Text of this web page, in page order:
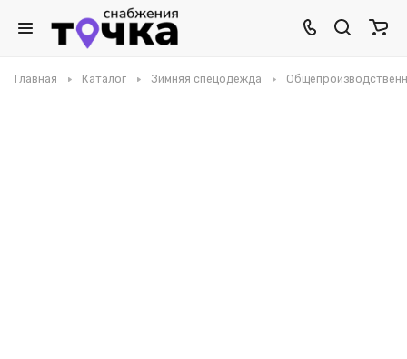
Главная Каталог Зимняя спецодежда